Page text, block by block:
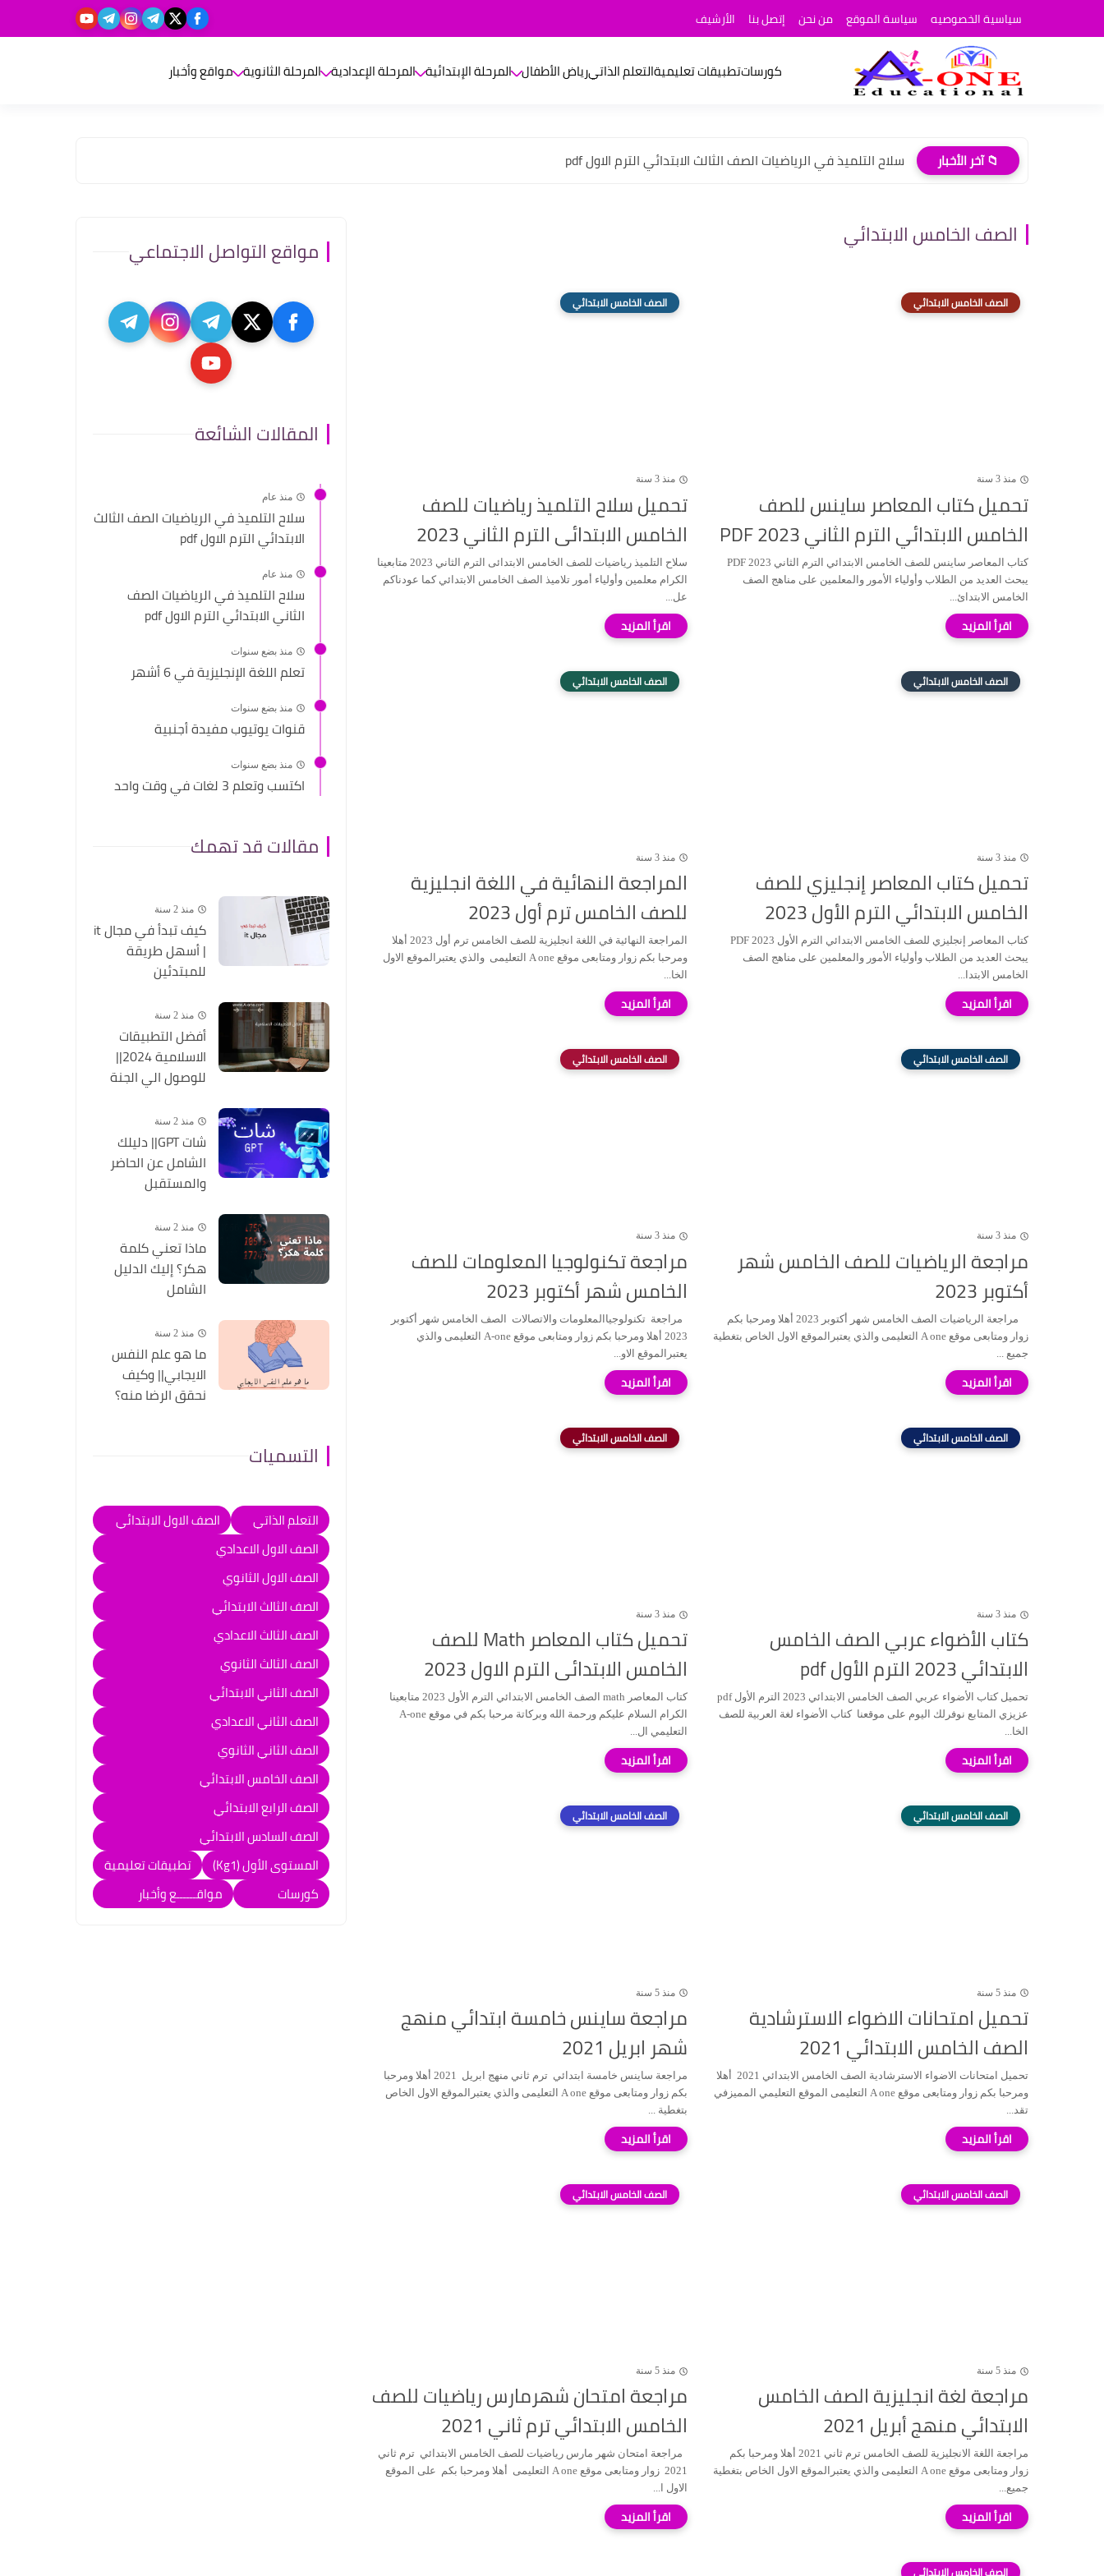
سياسية الخصوصيه سياسة الموقع من نحن إتصل بنا الأرشيف
كورساتتطبيقات تعليميةالتعلم الذاتيرياض الأطفال المرحلة الإبتدائية المرحلة الإعدادية المرحلة الثانوية مواقع وأخبار
📁 آخر الأخبار سلاح التلميذ في الرياضيات الصف الثالث الابتدائي الترم الاول pdf
الصف الخامس الابتدائي
الصف الخامس الابتدائي
منذ 3 سنة
تحميل كتاب المعاصر ساينس للصف
الخامس الابتدائي الترم الثاني 2023 PDF
كتاب المعاصر ساينس للصف الخامس الابتدائي الترم الثاني 2023 PDF
يبحث العديد من الطلاب وأولياء الأمور والمعلمين على مناهج الصف
الخامس الابتدائ...
الصف الخامس الابتدائي
منذ 3 سنة
تحميل سلاح التلميذ رياضيات للصف
الخامس الابتدائى الترم الثاني 2023
سلاح التلميذ رياضيات للصف الخامس الابتدائى الترم الثاني 2023 متابعينا
الكرام معلمين وأولياء أمور تلاميذ الصف الخامس الابتدائي كما عودناكم
عل...
الصف الخامس الابتدائي
منذ 3 سنة
تحميل كتاب المعاصر إنجليزي للصف
الخامس الابتدائي الترم الأول 2023
كتاب المعاصر إنجليزي للصف الخامس الابتدائي الترم الأول 2023 PDF
يبحث العديد من الطلاب وأولياء الأمور والمعلمين على مناهج الصف
الخامس الابتدا...
الصف الخامس الابتدائي
منذ 3 سنة
المراجعة النهائية في اللغة انجليزية
للصف الخامس ترم أول 2023
المراجعة النهائية في اللغة انجليزية للصف الخامس ترم أول 2023 أهلا
ومرحبا بكم زوار ومتابعى موقع A one التعليمى والذي يعتبرالموقع الاول
الخا...
الصف الخامس الابتدائي
منذ 3 سنة
مراجعة الرياضيات للصف الخامس شهر
أكتوبر 2023
مراجعة الرياضيات الصف الخامس شهر أكتوبر 2023 أهلا ومرحبا بكم
زوار ومتابعى موقع A one التعليمى والذي يعتبرالموقع الاول الخاص بتغطية
جميع ...
الصف الخامس الابتدائي
منذ 3 سنة
مراجعة تكنولوجيا المعلومات للصف
الخامس شهر أكتوبر 2023
مراجعة تكنولوجياالمعلومات والاتصالات الصف الخامس شهر أكتوبر
2023 أهلا ومرحبا بكم زوار ومتابعى موقع A-one التعليمى والذي
يعتبرالموقع الاو...
الصف الخامس الابتدائي
منذ 3 سنة
كتاب الأضواء عربي الصف الخامس
الابتدائي 2023 الترم الأول pdf
تحميل كتاب الأضواء عربي الصف الخامس الابتدائي 2023 الترم الأول pdf
عزيزي المتابع نوفرلك اليوم على موقعنا كتاب الأضواء لغة العربية للصف
الخا...
الصف الخامس الابتدائي
منذ 3 سنة
تحميل كتاب المعاصر Math للصف
الخامس الابتدائى الترم الاول 2023
كتاب المعاصر math الصف الخامس الابتدائي الترم الأول 2023 متابعينا
الكرام السلام عليكم ورحمة الله وبركاتة مرحبا بكم في موقع A-one
التعليمي ال...
الصف الخامس الابتدائي
منذ 5 سنة
تحميل امتحانات الاضواء الاسترشادية
الصف الخامس الابتدائي 2021
تحميل امتحانات الاضواء الاسترشادية الصف الخامس الابتدائي 2021 أهلا
ومرحبا بكم زوار ومتابعى موقع A one التعليمى الموقع التعليمي المميزفي
تقد...
الصف الخامس الابتدائي
منذ 5 سنة
مراجعة ساينس خامسة ابتدائي منهج
شهر ابريل 2021
مراجعة ساينس خامسة ابتدائي ترم ثاني منهج ابريل 2021 أهلا ومرحبا
بكم زوار ومتابعى موقع A one التعليمى والذي يعتبرالموقع الاول الخاص
بتغطية ...
الصف الخامس الابتدائي
منذ 5 سنة
مراجعة لغة انجليزية الصف الخامس
الابتدائي منهج أبريل 2021
مراجعة اللغة الانجليزية للصف الخامس ترم ثاني 2021 أهلا ومرحبا بكم
زوار ومتابعى موقع A one التعليمى والذي يعتبرالموقع الاول الخاص بتغطية
جميع...
الصف الخامس الابتدائي
منذ 5 سنة
مراجعة امتحان شهرمارس رياضيات للصف
الخامس الابتدائي ترم ثاني 2021
مراجعة امتحان شهر مارس رياضيات للصف الخامس الابتدائي ترم ثاني
2021 زوار ومتابعى موقع A one التعليمى أهلا ومرحبا بكم على الموقع
الاول ا...
مواقع التواصل الاجتماعي
المقالات الشائعة
منذ عام
سلاح التلميذ في الرياضيات الصف الثالث
الابتدائي الترم الاول pdf
منذ عام
سلاح التلميذ في الرياضيات الصف
الثاني الابتدائي الترم الاول pdf
منذ بضع سنوات
تعلم اللغة الإنجليزية في 6 أشهر
منذ بضع سنوات
قنوات يوتيوب مفيدة أجنبية
منذ بضع سنوات
اكتسب وتعلم 3 لغات في وقت واحد
مقالات قد تهمك
منذ 2 سنة
كيف تبدأ في مجال it
| أسهل طريقة
للمبتدئين
منذ 2 سنة
أفضل التطبيقات
الاسلامية 2024||
للوصول الي الجنة
منذ 2 سنة
شات GPT|| دليلك
الشامل عن الحاضر
والمستقبل
منذ 2 سنة
ماذا تعني كلمة
هكر؟ إليك الدليل
الشامل
منذ 2 سنة
ما هو علم النفس
الايجابي|| وكيف
نحقق الرضا منه؟
التسميات
التعلم الذاتي
الصف الاول الابتدائي
الصف الاول الاعدادي
الصف الاول الثانوي
الصف الثالث الابتدائي
الصف الثالث الاعدادي
الصف الثالث الثانوي
الصف الثاني الابتدائي
الصف الثاني الاعدادي
الصف الثاني الثانوي
الصف الخامس الابتدائي
الصف الرابع الابتدائي
الصف السادس الابتدائي
المستوى الأول (Kg1)
تطبيقات تعليمية
كورسات
مواقــــــع وأخبار